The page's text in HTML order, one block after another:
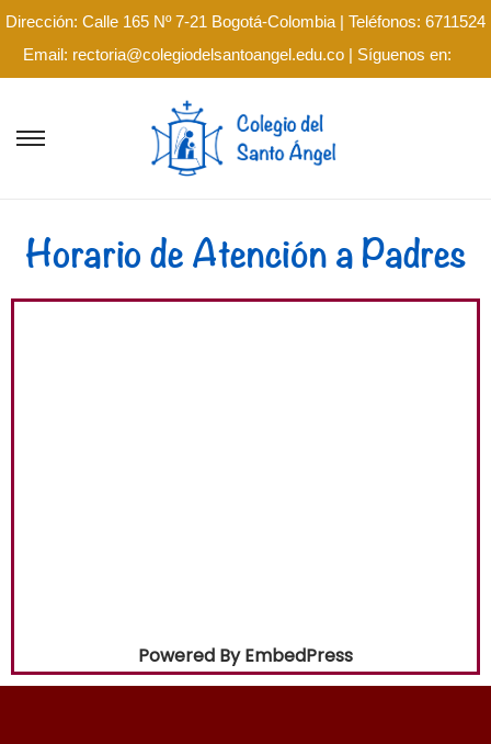
Dirección: Calle 165 Nº 7-21 Bogotá-Colombia | Teléfonos: 6711524
Email: rectoria@colegiodelsantoangel.edu.co | Síguenos en:
Horario de Atención a Padres
Powered By EmbedPress